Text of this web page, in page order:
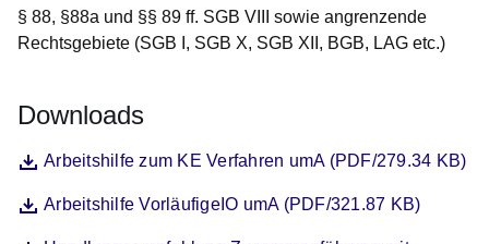
§ 88, §88a und §§ 89 ff. SGB VIII sowie angrenzende
Rechtsgebiete (SGB I, SGB X, SGB XII, BGB, LAG etc.)
Downloads
DateiArbeitshilfe zum KE Verfahren umA (PDF/279.34 KB)
Öffnet sich in einem neuen Fenster
DateiArbeitshilfe VorläufigeIO umA (PDF/321.87 KB)
Öffnet sich in einem neuen Fenster